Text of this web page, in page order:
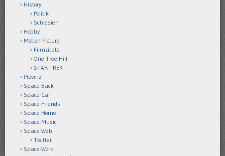
History
Politik
Schlesien
Hobby
Motion Picture
Filmzitate
One Tree Hill
STAR TREK
Provinz
Space-Back
Space-Car
Space-Friends
Space-Home
Space-Music
Space-Web
Twitter
Space-Work